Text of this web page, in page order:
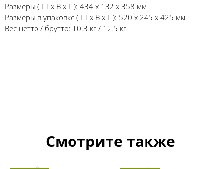
Размеры ( Ш x В x Г ): 434 x 132 x 358 мм
Размеры в упаковке ( Ш x В x Г ): 520 х 245 х 425 мм
Вес нетто / брутто: 10.3 кг / 12.5 кг
Смотрите также